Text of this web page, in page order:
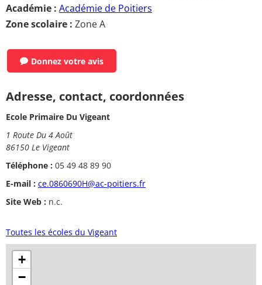
Académie : Académie de Poitiers
Zone scolaire : Zone A
Donnez votre avis
Adresse, contact, coordonnées
Ecole Primaire Du Vigeant
1 Route Du 4 Août
86150 Le Vigeant
Téléphone : 05 49 48 89 90
E-mail : ce.0860690H@ac-poitiers.fr
Site Web : n.c.
Toutes les écoles du Vigeant
+
−